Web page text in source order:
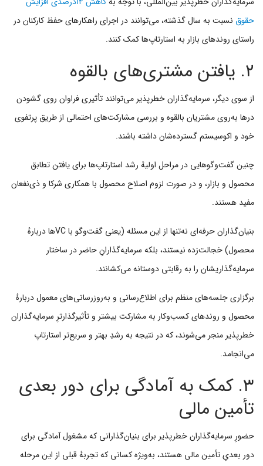
حقوق نسبت به سال گذشته، می‌توانند در اجرای راهکارهای حفظ کارکنان در
راستای روندهای بازار به استارتاپ‌ها کمک کنند.
۲. یافتن مشتری‌های بالقوه
از سوی دیگر، سرمایه‌گذاران خطرپذیر می‌توانند تأثیری فراوان روی گشودن
درها به‌روی مشتریان بالقوه و بررسی مشارکت‌های احتمالی از طریق پرتفوی
خود و اکوسیستم گسترده‌شان داشته باشند.
چنین گفت‌وگوهایی در مراحل اولیهٔ رشد استارتاپ‌ها برای یافتن تطابق
محصول و بازار، و در صورت لزوم اصلاح محصول با همکاری شرکا و ذی‌نفعان
مفید هستند.
بنیان‌گذاران حرفه‌ای نه‌تنها از این مسئله (یعنی گفت‌وگو با VCها دربارهٔ
محصول) خجالت‌زده نیستند، بلکه سرمایه‌گذارانِ حاضر در ساختار
سرمایه‌گذاریشان را به رقابتی دوستانه می‌کشانند.
برگزاری جلسه‌های منظم برای اطلاع‌رسانی و به‌روزرسانی‌های معمول دربارهٔ
محصول و روندهای کسب‌وکار به مشارکت بیشتر و تأثیرگذارترِ سرمایه‌گذاران
خطرپذیر منجر می‌شوند، که در نتیجه به رشدِ بهتر و سریع‌تر استارتاپ
می‌انجامد.
۳. کمک به آمادگی برای دور بعدی
تأمین مالی
حضورِ سرمایه‌گذاران خطرپذیر برای بنیان‌گذارانی که مشغول آمادگی برای
دور بعدیِ تأمین مالی هستند، به‌ویژه کسانی که تجربهٔ قبلی از این مرحله